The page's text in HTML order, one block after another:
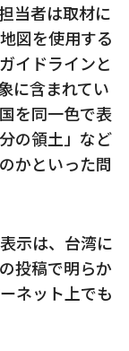
当者は取材に
図を使用する
イドラインと
に含まれてい
を同一色で表
の領土」など
かといった問
示は、台湾に
投稿で明らか
ネット上でも